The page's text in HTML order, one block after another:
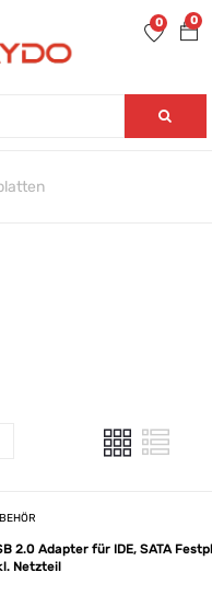
0
0
2.0 Adapter für IDE, SATA
Netzteil